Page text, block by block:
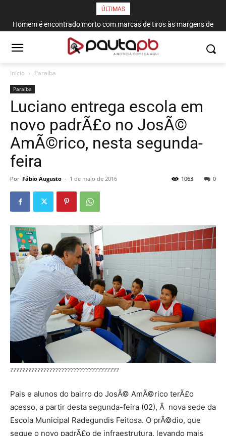
ÚLTIMAS
Homem é encontrado morto com marcas de tiros às margens de
rodovia em Campina Grande
Início Paraí­ba
Paraí­ba
Luciano entrega escola em
novo padrÃ£o no JosÃ©
AmÃ©rico, nesta segunda-
feira
Por Fábio Augusto - 1 de maio de 2016 0
1063
????????????????????????????????????
Pais e alunos do bairro do JosÃ© AmÃ©rico terÃ£o
acesso, a partir desta segunda-feira (02), Ã nova sede da
Escola Municipal Radegundis Feitosa. O prÃ©dio, que
segue o novo padrÃ£o de infraestrutura, levando mais